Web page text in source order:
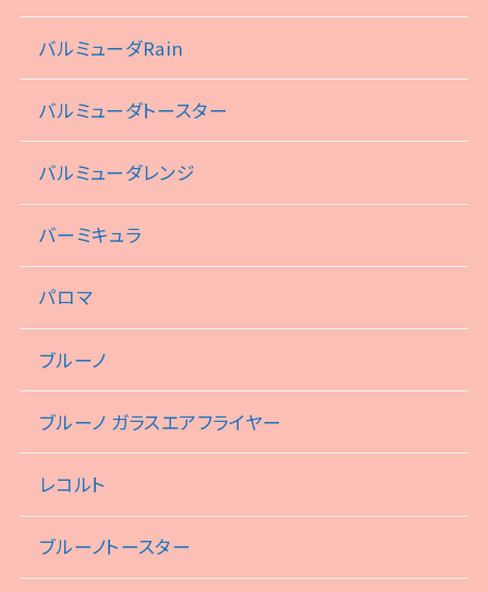
バルミューダRain
バルミューダトースター
バルミューダレンジ
バーミキュラ
パロマ
ブルーノ
ブルーノ ガラスエアフライヤー
レコルト
ブルーノトースター